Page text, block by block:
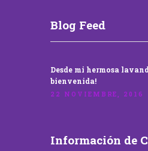
Blog Feed
Desde mi hermosa
bienvenida!
22 NOVIEMBRE, 2016
Información de